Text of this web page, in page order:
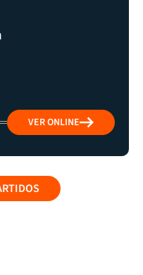
VER ONLINE